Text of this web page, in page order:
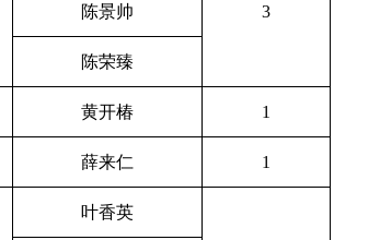
3
陈景帅
陈荣臻
黄开椿 1
薛来仁 1
叶香英